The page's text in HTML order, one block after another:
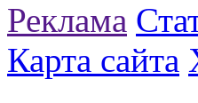
Реклама
Карта сайта